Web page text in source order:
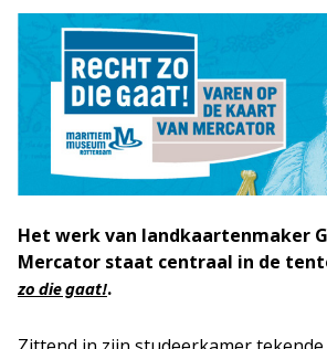
Het werk van landkaartenmaker
Mercator staat centraal in de
zo die gaat!.